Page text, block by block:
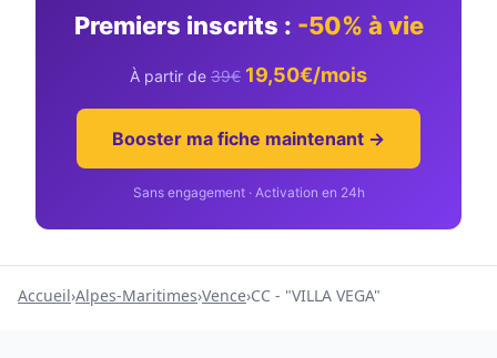
Premiers inscrits : -50% à vie
À partir de 39€ 19,50€/mois
Booster ma fiche maintenant →
Sans engagement · Activation en 24h
Accueil›Alpes-Maritimes›Vence›CC - "VILLA VEGA"